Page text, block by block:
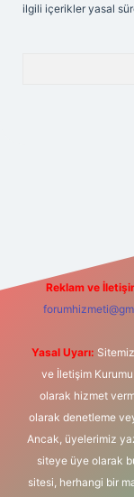
ilgili içerikler yasal
Reklam ve
Yasal Uyarı:
ve İletişim Kurumu
olarak hizmet
olarak denetleme
Ancak, üyelerimiz
siteye üye olarak
sitesi, herhangi bir